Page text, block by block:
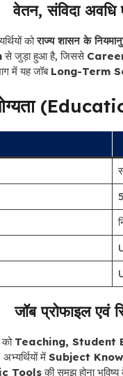
वेतन, संविदा अवधि
कोराज्य शासन के
से जुड़ा हुआ है, जिससे
में यह जॉब Long-Term
जॉब प्रोफाइल एवं
Teaching, Student
में Subject
Toolsकी समझ होना